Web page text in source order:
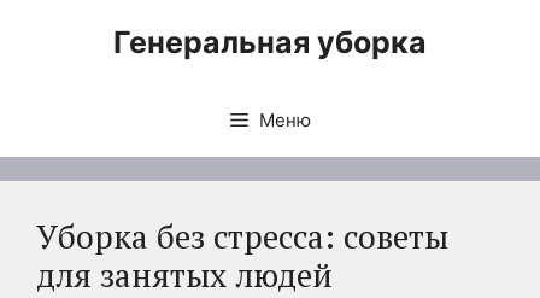
Генеральная уборка
Меню
Уборка без стресса: советы
для занятых людей